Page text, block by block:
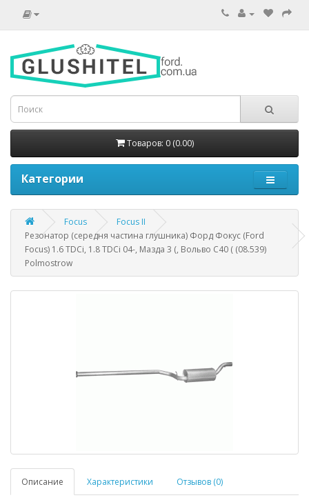
Товаров: 0 (0.00)
Категории
Focus
Focus II
Резонатор (середня частина глушника) Форд Фокус (Ford
Focus) 1.6 TDCi, 1.8 TDCi 04-, Мазда 3 (, Вольво С40 ( (08.539)
Polmostrow
Описание Характеристики Отзывов (0)